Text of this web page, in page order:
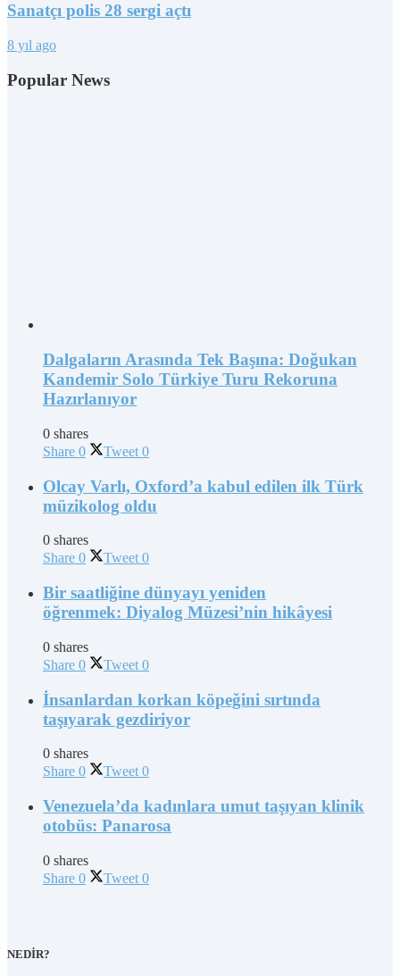
Sanatçı polis 28 sergi açtı
8 yıl ago
Popular News
Dalgaların Arasında Tek Başına: Doğukan
Kandemir Solo Türkiye Turu Rekoruna
Hazırlanıyor
0 shares
Share 0 Tweet 0
Olcay Varlı, Oxford’a kabul edilen ilk Türk
müzikolog oldu
0 shares
Share 0 Tweet 0
Bir saatliğine dünyayı yeniden
öğrenmek: Diyalog Müzesi’nin hikâyesi
0 shares
Share 0 Tweet 0
İnsanlardan korkan köpeğini sırtında
taşıyarak gezdiriyor
0 shares
Share 0 Tweet 0
Venezuela’da kadınlara umut taşıyan klinik
otobüs: Panarosa
0 shares
Share 0 Tweet 0
NEDİR?